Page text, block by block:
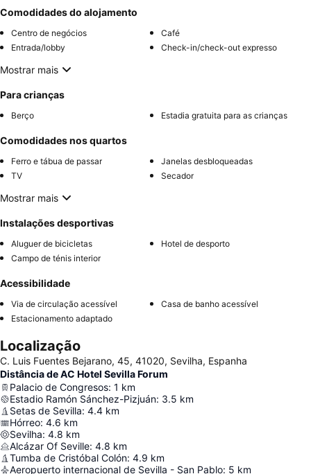
Comodidades do alojamento
Centro de negócios
Café
Entrada/lobby
Check-in/check-out expresso
Mostrar mais
Para crianças
Berço Estadia gratuita para as crianças
Comodidades nos quartos
Ferro e tábua de passar
Janelas desbloqueadas
TV
Secador
Mostrar mais
Instalações desportivas
Aluguer de bicicletas
Hotel de desporto
Campo de ténis interior
Acessibilidade
Via de circulação acessível
Casa de banho acessível
Estacionamento adaptado
Localização
C. Luis Fuentes Bejarano, 45, 41020, Sevilha, Espanha
Distância de AC Hotel Sevilla Forum
Palacio de Congresos: 1 km
Estadio Ramón Sánchez-Pizjuán: 3.5 km
Setas de Sevilla: 4.4 km
Hórreo: 4.6 km
Sevilha: 4.8 km
Alcázar Of Seville: 4.8 km
Tumba de Cristóbal Colón: 4.9 km
Aeropuerto internacional de Sevilla - San Pablo: 5 km